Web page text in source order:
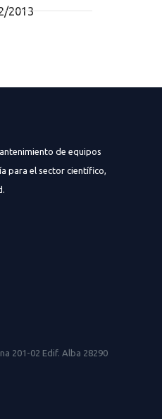
2013
de equipos
para el sector científico,
201-02 Edif. Alba 28290